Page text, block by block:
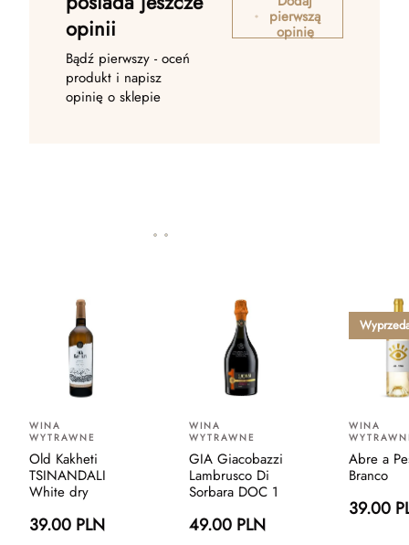
opinii
Bądź pierwszy - oceń
produkt i napisz
opinię o sklepie
pierwszą
opinię
WINA
WYTRAWNE
Old Kakheti
TSINANDALI
White dry
39.00 PLN
WINA
WYTRAWNE
GIA Giacobazzi
Lambrusco Di
Sorbara DOC 1
49.00 PLN
WINA
Abre a
Branco
39.00